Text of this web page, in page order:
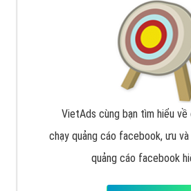
VietAds cùng bạn tìm hiểu
chạy quảng cáo facebook, ưu
quảng cáo facebook